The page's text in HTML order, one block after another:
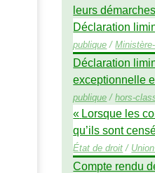
leurs démarches
Déclaration
publique /
Déclaration
exceptionnelle
publique /hors-
« Lorsque les
qu’ils sont
État de droit /
Compte rendu